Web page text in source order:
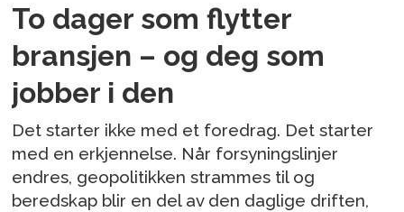
To dager som flytter
bransjen – og deg som
jobber i den
Det starter ikke med et foredrag. Det starter
med en erkjennelse. Når forsyningslinjer
endres, geopolitikken strammes til og
beredskap blir en del av den daglige driften,